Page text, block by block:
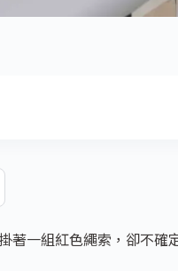
著一組紅色繩索，卻不確